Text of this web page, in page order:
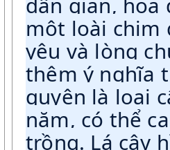
một loài chim
yêu và lòng
thêm ý nghĩa
quyên là loại
năm, có thể
trồng. Lá cây